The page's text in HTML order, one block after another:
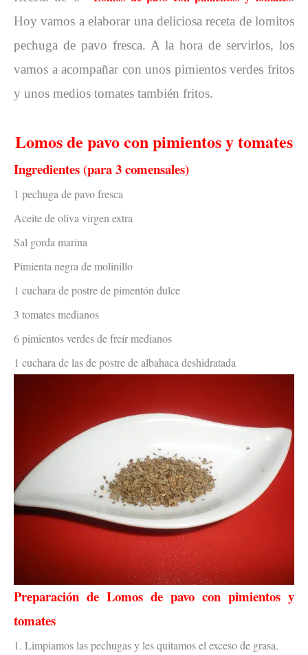
Hoy vamos a elaborar una deliciosa receta de lomitos
pechuga de pavo fresca. A la hora de servirlos, los
vamos a acompañar con unos pimientos verdes fritos
y unos medios tomates también fritos.
Lomos de pavo con pimientos y tomates
Ingredientes (para 3 comensales)
1 pechuga de pavo fresca
Aceite de oliva virgen extra
Sal gorda marina
Pimienta negra de molinillo
1 cuchara de postre de pimentón dulce
3 tomates medianos
6 pimientos verdes de freír medianos
1 cuchara de las de postre de albahaca deshidratada
Preparación de Lomos de pavo con pimientos y
tomates
1. Limpiamos las pechugas y les quitamos el exceso de grasa.